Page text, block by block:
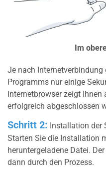
Im
Je nach
Programms nur einige
Internetbrowser zeigt
erfolgreich abgeschlossen
Schritt 2: Installation der
Starten Sie die Installation
heruntergeladene Datei.
dann durch den Prozess.